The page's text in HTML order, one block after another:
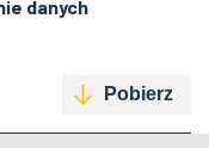
danych
Pobierz